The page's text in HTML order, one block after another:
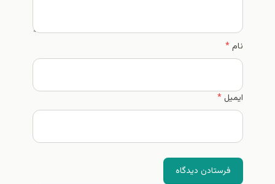
نام*
ایمیل*
فرستادن دیدگاه